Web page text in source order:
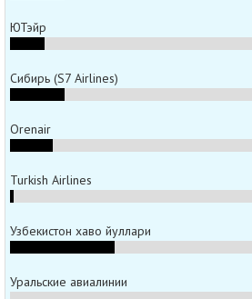
ЮТэйр
Сибирь (S7 Airlines)
Orenair
Turkish Airlines
Узбекистон хаво йуллари
Уральские авиалинии